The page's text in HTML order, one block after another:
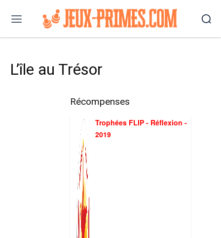
L’île au Trésor
Récompenses
Trophées FLIP - Réflexion -
2019